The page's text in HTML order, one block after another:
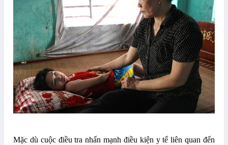
Mặc dù cuộc điều tra nhấn mạnh điều kiện y tế liên quan đến